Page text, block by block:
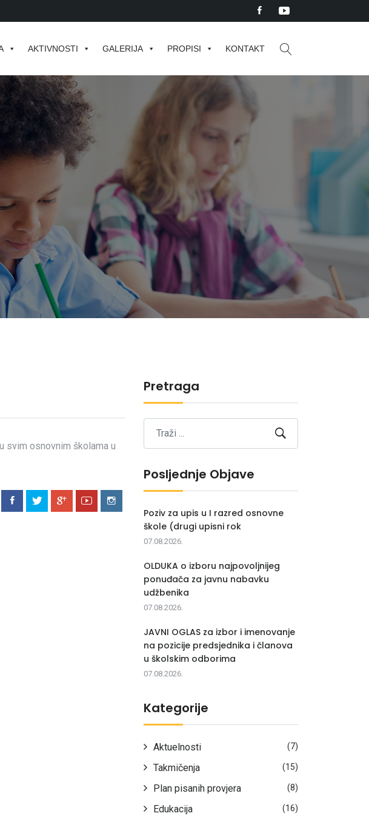
AKTIVNOSTI GALERIJA PROPISI KONTAKT
svim osnovnim školama u
Pretraga
Posljednje Objave
Poziv za upis u I razred osnovne
škole (drugi upisni rok
07.08.2026.
OLDUKA o izboru najpovoljnijeg
ponuđača za javnu nabavku
udžbenika
07.08.2026.
JAVNI OGLAS za izbor i imenovanje
na pozicije predsjednika i članova
u školskim odborima
07.08.2026.
Kategorije
Aktuelnosti (7)
Takmičenja (15)
Plan pisanih provjera (8)
Edukacija (16)